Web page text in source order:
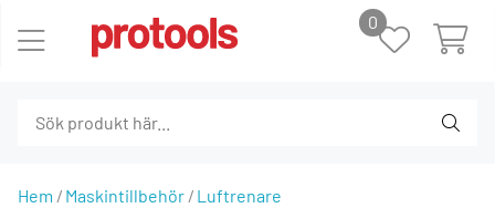
0
Hem Maskintillbehör Luftrenare